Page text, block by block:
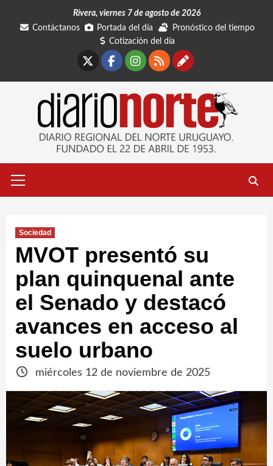
Rivera, viernes 7 de agosto de 2026
Contáctanos
Portada del día
Pronóstico del tiempo
Cotización del día
Facebook
Instagram
RSSContáctanos
primario
Sociedad
MVOT presentó su
plan quinquenal ante
el Senado y destacó
avances en acceso al
suelo urbano
miércoles 12 de noviembre de 2025